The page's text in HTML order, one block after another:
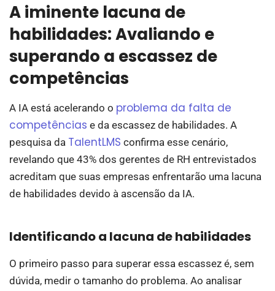
A iminente lacuna de
habilidades: Avaliando e
superando a escassez de
competências
A IA está acelerando o problema da falta de
competências e da escassez de habilidades. A
pesquisa da TalentLMS confirma esse cenário,
revelando que 43% dos gerentes de RH entrevistados
acreditam que suas empresas enfrentarão uma lacuna
de habilidades devido à ascensão da IA.
Identificando a lacuna de habilidades
O primeiro passo para superar essa escassez é, sem
dúvida, medir o tamanho do problema. Ao analisar